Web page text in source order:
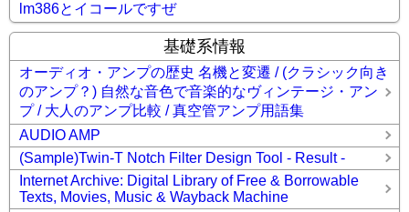
lm386とイコールですぜ
基礎系情報
オーディオ・アンプの歴史 名機と変遷 / (クラシック向き
のアンプ？) 自然な音色で音楽的なヴィンテージ・アン
プ / 大人のアンプ比較 / 真空管アンプ用語集
AUDIO AMP
(Sample)Twin-T Notch Filter Design Tool - Result -
Internet Archive: Digital Library of Free & Borrowable
Texts, Movies, Music & Wayback Machine